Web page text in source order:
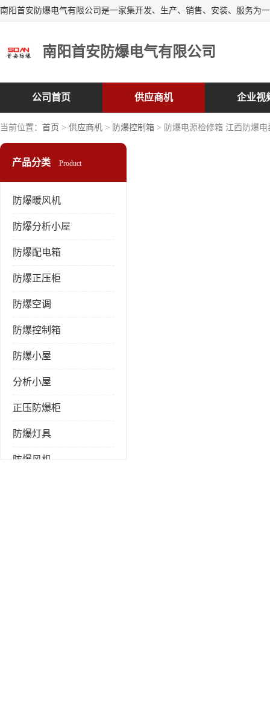
南阳首安防爆电气有限公司
公司首页 供应商机 企业视
当前位置： 首页 > 供应商机 > 防爆控制箱 > 防爆电源检修箱 江西防爆
产品分类 Product
防爆暖风机
防爆分析小屋
防爆配电箱
防爆正压柜
防爆空调
防爆控制箱
防爆小屋
分析小屋
正压防爆柜
防爆灯具
防爆风机